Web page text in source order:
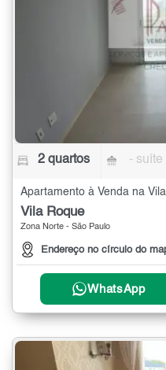
2 quartos - suíte
Apartamento à Venda na
Vila Roque
Zona Norte - São Paulo
Endereço no círculo do
WhatsApp